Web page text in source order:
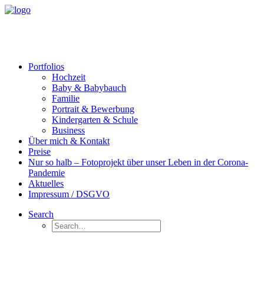
Portfolios
Hochzeit
Baby & Babybauch
Familie
Portrait & Bewerbung
Kindergarten & Schule
Business
Über mich & Kontakt
Preise
Nur so halb – Fotoprojekt über unser Leben in der Corona-
Pandemie
Aktuelles
Impressum / DSGVO
Search